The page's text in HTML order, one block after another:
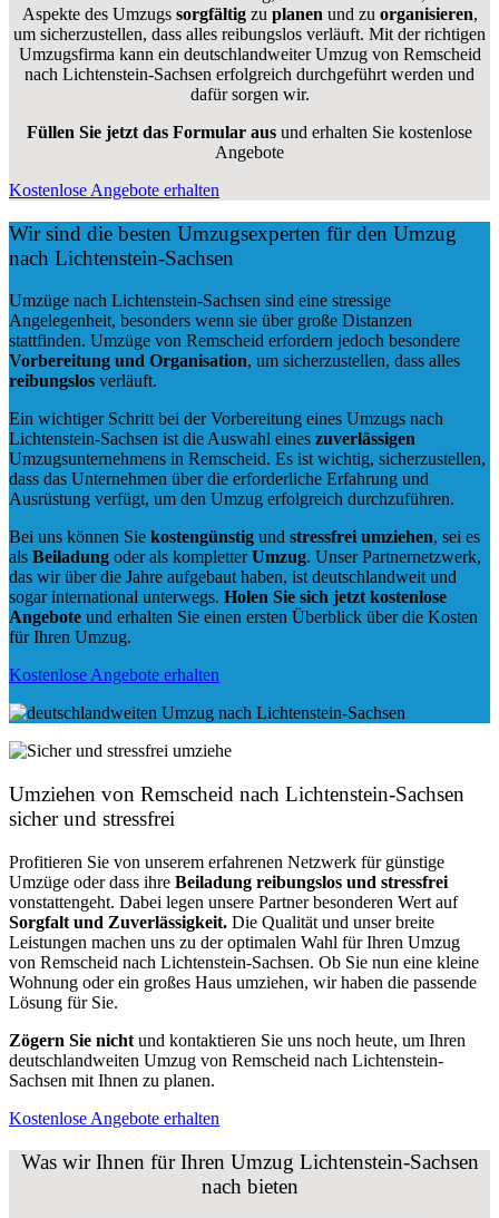
Aspekte des Umzugs sorgfältigzu planen und zu organisieren,
um sicherzustellen, dass alles reibungslos verläuft. Mit der richtigen
Umzugsfirma kann ein deutschlandweiter Umzug von Remscheid
nach Lichtenstein-Sachsen erfolgreich durchgeführt werden und
dafür sorgen wir.
Füllen Sie jetzt das Formular aus und erhalten Sie kostenlose
Angebote
Kostenlose Angebote erhalten
Wir sind die besten Umzugsexperten für den Umzug
nach Lichtenstein-Sachsen
Umzüge nach Lichtenstein-Sachsen sind eine stressige
Angelegenheit, besonders wenn sie über große Distanzen
stattfinden. Umzüge von Remscheid erfordern jedoch besondere
Vorbereitung und Organisation, um sicherzustellen, dass alles
reibungslos verläuft.
Ein wichtiger Schritt bei der Vorbereitung eines Umzugs nach
Lichtenstein-Sachsen ist die Auswahl eines zuverlässigen
Umzugsunternehmens in Remscheid. Es ist wichtig, sicherzustellen,
dass das Unternehmen über die erforderliche Erfahrung und
Ausrüstung verfügt, um den Umzug erfolgreich durchzuführen.
Bei uns können Sie kostengünstig und stressfrei umziehen, sei es
als Beiladung oder als kompletterUmzug. Unser Partnernetzwerk,
das wir über die Jahre aufgebaut haben, ist deutschlandweit und
sogar international unterwegs. Holen Sie sich jetzt kostenlose
Angebote und erhalten Sie einen ersten Überblick über die Kosten
für Ihren Umzug.
Kostenlose Angebote erhalten
Umziehen von Remscheid nach Lichtenstein-Sachsen
sicher und stressfrei
Profitieren Sie von unserem erfahrenen Netzwerk für günstige
Umzüge oder dass ihre Beiladung reibungslos und stressfrei
vonstattengeht. Dabei legen unsere Partner besonderen Wert auf
Sorgfalt und Zuverlässigkeit. Die Qualität und unser breite
Leistungen machen uns zu der optimalen Wahl für Ihren Umzug
von Remscheid nach Lichtenstein-Sachsen. Ob Sie nun eine kleine
Wohnung oder ein großes Haus umziehen, wir haben die passende
Lösung für Sie.
Zögern Sie nicht und kontaktieren Sie uns noch heute, um Ihren
deutschlandweiten Umzug von Remscheid nach Lichtenstein-
Sachsen mit Ihnen zu planen.
Kostenlose Angebote erhalten
Was wir Ihnen für Ihren Umzug Lichtenstein-Sachsen
nach bieten